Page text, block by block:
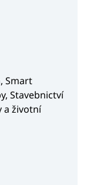
Smart
Stavebnictví
a životní